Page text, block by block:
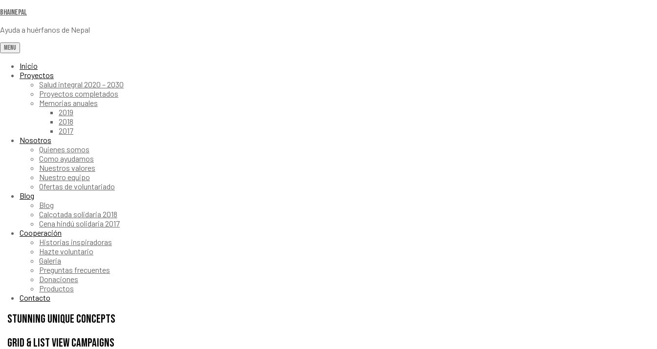
Bhainepal
Ayuda a huérfanos de Nepal
Menu
Inicio
Proyectos
Salud integral 2020 – 2030
Proyectos completados
Memorias anuales
2019
2018
2017
Nosotros
Quienes somos
Como ayudamos
Nuestros valores
Nuestro equipo
Ofertas de voluntariado
Blog
Blog
Calçotada solidaria 2018
Cena hindú solidaria 2017
Cooperación
Historias inspiradoras
Hazte voluntario
Galeria
Preguntas frecuentes
Donaciones
Productos
Contacto
Stunning Unique Concepts
grid & list view campaigns